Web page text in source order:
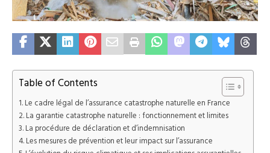
Table of Contents
Le cadre légal de l’assurance catastrophe naturelle en France
La garantie catastrophe naturelle : fonctionnement et limites
La procédure de déclaration et d’indemnisation
Les mesures de prévention et leur impact sur l’assurance